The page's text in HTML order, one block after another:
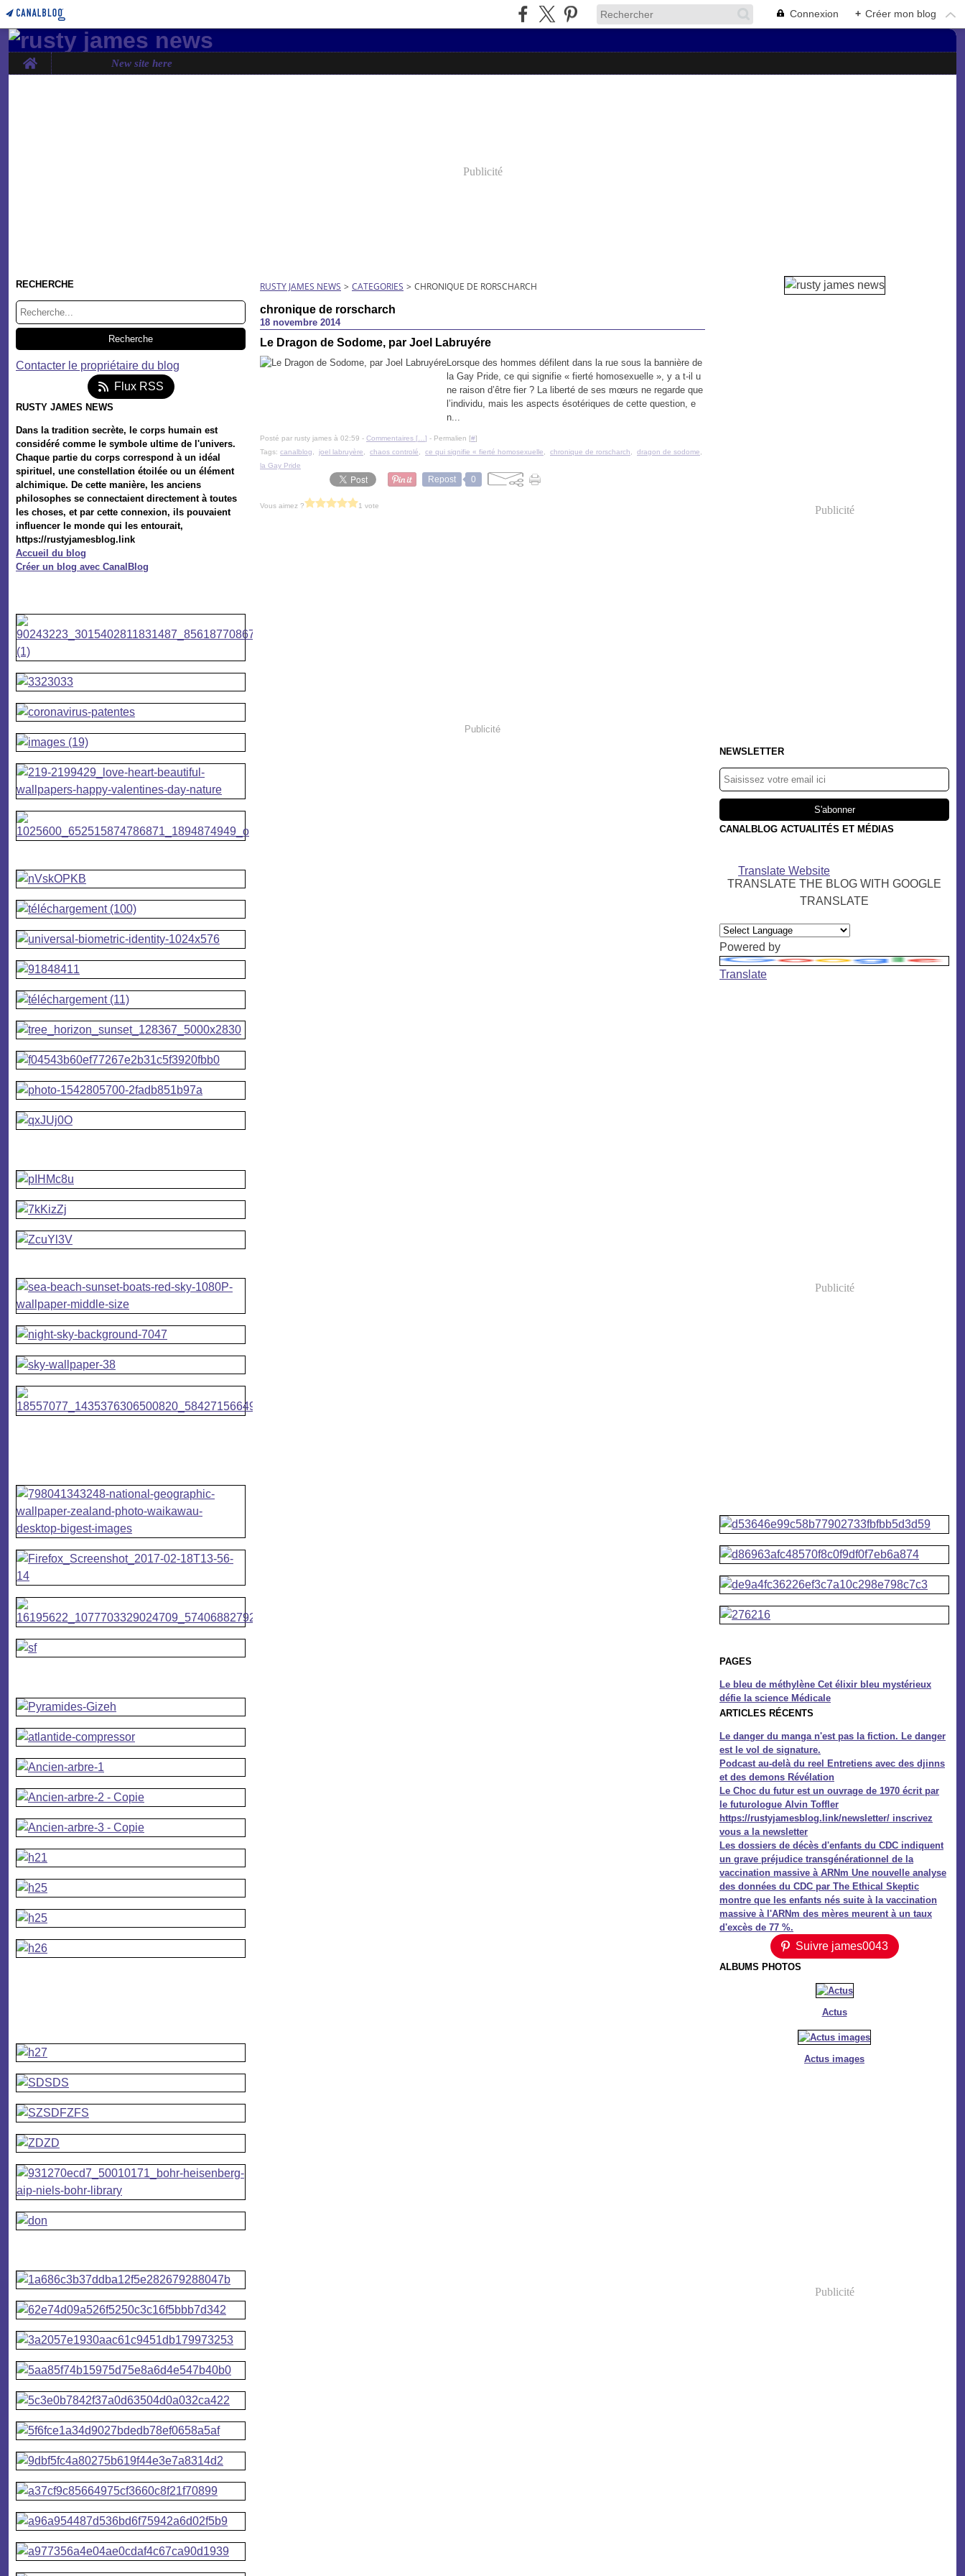
Connexion + Créer mon blog
Home New site here
Publicité
RECHERCHE
Contacter le propriétaire du blog
Flux RSS
RUSTY JAMES NEWS
Dans la tradition secrète, le corps humain est
considéré comme le symbole ultime de l'univers.
Chaque partie du corps correspond à un idéal
spirituel, une constellation étoilée ou un élément
alchimique. De cette manière, les anciens
philosophes se connectaient directement à toutes
les choses, et par cette connexion, ils pouvaient
influencer le monde qui les entourait,
https://rustyjamesblog.link
Accueil du blog
Créer un blog avec CanalBlog
RUSTY JAMES NEWS > CATEGORIES > CHRONIQUE DE RORSCHARCH
chronique de rorscharch
18 novembre 2014
Le Dragon de Sodome, par Joel Labruyére
Lorsque des hommes défilent dans la rue sous la bannière de
la Gay Pride, ce qui signifie « fierté homosexuelle », y a t-il u
ne raison d’être fier ? La liberté de ses mœurs ne regarde que
l’individu, mais les aspects ésotériques de cette question, e
n...
Posté par rusty james à 02:59 - Commentaires [ ] - Permalien [#]
Tags: canalblog joel labruyère chaos controlé ce qui signifie « fierté homosexuelle chronique de rorscharch dragon de sodome
la Gay Pride
Repost 0
Vous aimez ? 1 vote
Publicité
Publicité
NEWSLETTER
CANALBLOG ACTUALITÉS ET MÉDIAS
Translate Website
TRANSLATE THE BLOG WITH GOOGLE
TRANSLATE
Powered by
Translate
Publicité
PAGES
Le bleu de méthylène Cet élixir bleu mystérieux
défie la science Médicale
ARTICLES RÉCENTS
Le danger du manga n'est pas la fiction. Le danger
est le vol de signature.
Podcast au-delà du reel Entretiens avec des djinns
et des demons Révélation
Le Choc du futur est un ouvrage de 1970 écrit par
le futurologue Alvin Toffler
https://rustyjamesblog.link/newsletter/ inscrivez
vous a la newsletter
Les dossiers de décès d'enfants du CDC indiquent
un grave préjudice transgénérationnel de la
vaccination massive à ARNm Une nouvelle analyse
des données du CDC par The Ethical Skeptic
montre que les enfants nés suite à la vaccination
massive à l'ARNm des mères meurent à un taux
d'excès de 77 %.
Suivre james0043
ALBUMS PHOTOS
Actus
Actus images
Publicité